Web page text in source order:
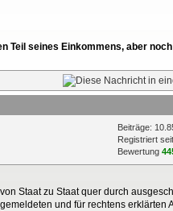
Teil seines Einkommens, aber
Beiträge:
Registriert
Bewertung
Staat zu Staat quer durch
und für rechtens erklärten